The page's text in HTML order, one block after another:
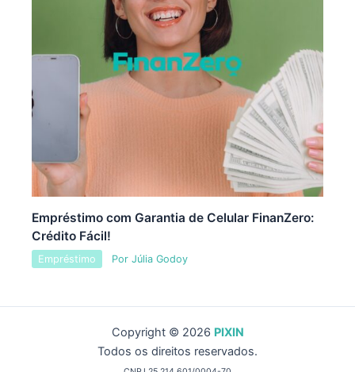
Empréstimo com Garantia de Celular FinanZero:
Crédito Fácil!
Empréstimo Por Júlia Godoy
Copyright © 2026 PIXIN
Todos os direitos reservados.